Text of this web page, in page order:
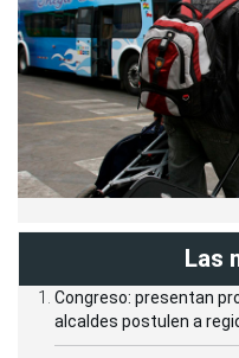
Las
Congreso: presentan
alcaldes postulen a